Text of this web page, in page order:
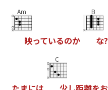
Am
映っているのか
B
な?
C